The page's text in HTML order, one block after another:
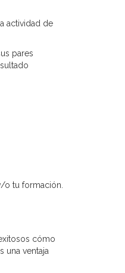
actividad de
pares
tu formación.
cómo
una ventaja